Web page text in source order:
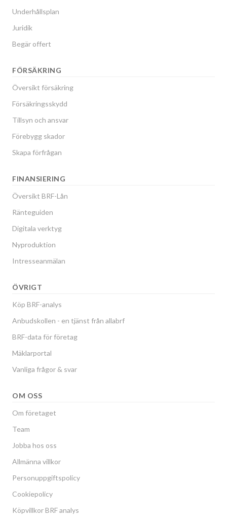
Underhållsplan
Juridik
Begär offert
FÖRSÄKRING
Översikt försäkring
Försäkringsskydd
Tillsyn och ansvar
Förebygg skador
Skapa förfrågan
FINANSIERING
Översikt BRF-Lån
Ränteguiden
Digitala verktyg
Nyproduktion
Intresseanmälan
ÖVRIGT
Köp BRF-analys
Anbudskollen - en tjänst från allabrf
BRF-data för företag
Mäklarportal
Vanliga frågor & svar
OM OSS
Om företaget
Team
Jobba hos oss
Allmänna villkor
Personuppgiftspolicy
Cookiepolicy
Köpvillkor BRF analys